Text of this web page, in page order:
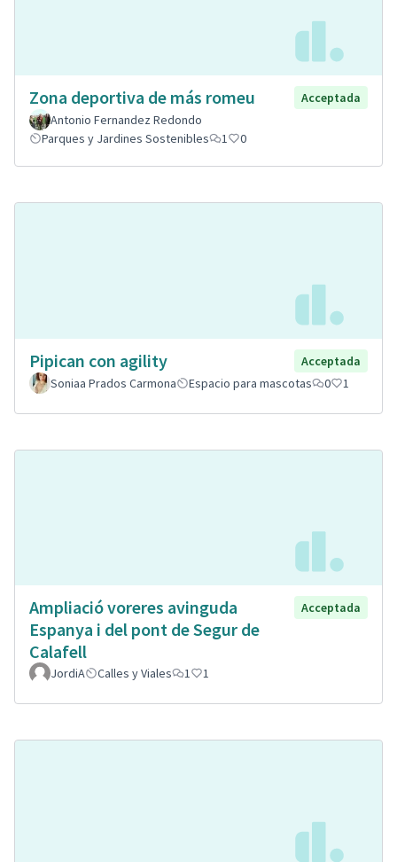
Zona deportiva de más romeu
Acceptada
Antonio Fernandez Redondo
Parques y Jardines Sostenibles
1 0
Pipican con agility
Acceptada
Soniaa Prados Carmona
Espacio para mascotas 0 1
Ampliació voreres avinguda
Espanya i del pont de Segur de
Calafell
Acceptada
JordiA Calles y Viales 1 1